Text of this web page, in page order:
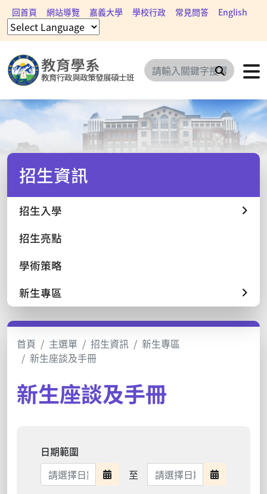
回首頁 網站導覽 嘉義大學 學校行政 常見問答 English
搜尋
招生資訊
招生入學
招生亮點
學術策略
新生專區
首頁 主選單 招生資訊
新生專區
新生座談及手冊
新生座談及手冊
日期範圍
日期範圍開始
至 日期範圍結束 日期範圍